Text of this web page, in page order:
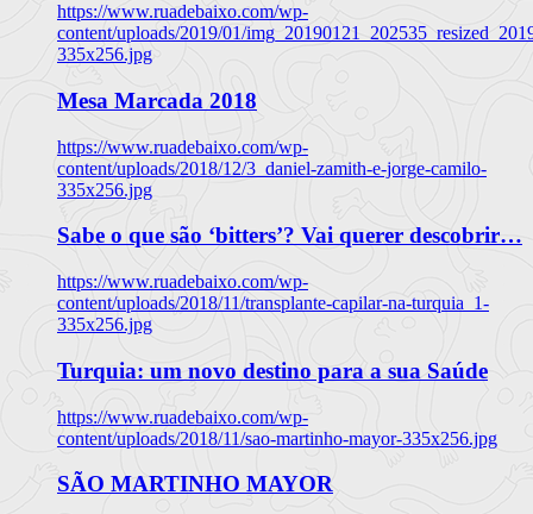
https://www.ruadebaixo.com/wp-
content/uploads/2019/01/
335x256.jpg
Mesa Marcada 2018
https://www.ruadebaixo.com/wp-
content/uploads/2018/12/3_daniel-zamith-e-jorge-camilo-
335x256.jpg
Sabe o que são ‘bitters’? Vai querer descobrir…
https://www.ruadebaixo.com/wp-
content/uploads/2018/11/transplante-capilar-na-turquia_1-
335x256.jpg
Turquia: um novo destino para a sua Saúde
https://www.ruadebaixo.com/wp-
content/uploads/2018/11/sao-martinho-mayor-335x256.jpg
SÃO MARTINHO MAYOR